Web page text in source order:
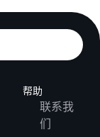
帮助
联系我
们